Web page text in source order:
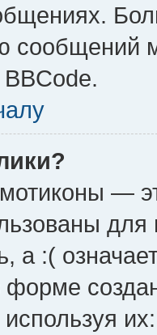
сообщений
—
а :(
форме